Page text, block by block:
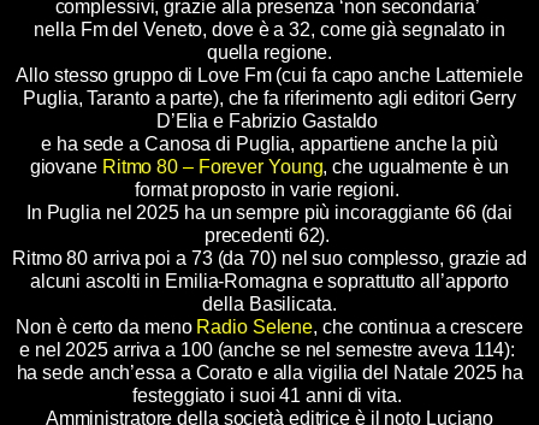
complessivi, grazie alla presenza ‘non secondaria’
nella Fm del Veneto, dove è a 32, come già segnalato in
quella regione.
Allo stesso gruppo di Love Fm (cui fa capo anche Lattemiele
Puglia, Taranto a parte), che fa riferimento agli editori Gerry
D’Elia e Fabrizio Gastaldo
e ha sede a Canosa di Puglia, appartiene anche la più
giovane Ritmo 80 – Forever Young, che ugualmente è un
format proposto in varie regioni.
In Puglia nel 2025 ha un sempre più incoraggiante 66 (dai
precedenti 62).
Ritmo 80 arriva poi a 73 (da 70) nel suo complesso, grazie ad
alcuni ascolti in Emilia-Romagna e soprattutto all’apporto
della Basilicata.
Non è certo da meno Radio Selene, che continua a crescere
e nel 2025 arriva a 100 (anche se nel semestre aveva 114):
ha sede anch’essa a Corato e alla vigilia del Natale 2025 ha
festeggiato i suoi 41 anni di vita.
Amministratore della società editrice è il noto Luciano